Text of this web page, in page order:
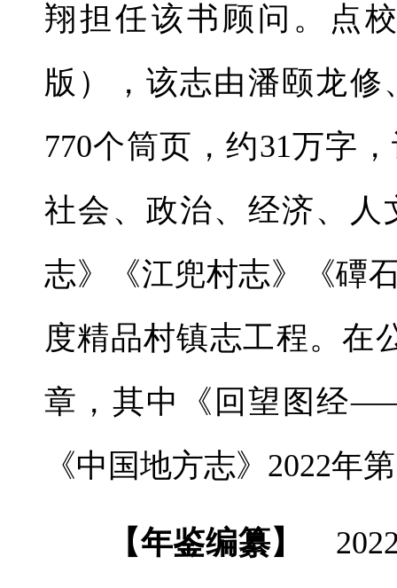
翔担任该书顾问。点
版），该志由潘颐龙修
770个筒页，约31万字
社会、政治、经济、
志》《江兜村志》《磹
度精品村镇志工程。在
章，其中《回望图经
《中国地方志》2022年
【年鉴编纂】